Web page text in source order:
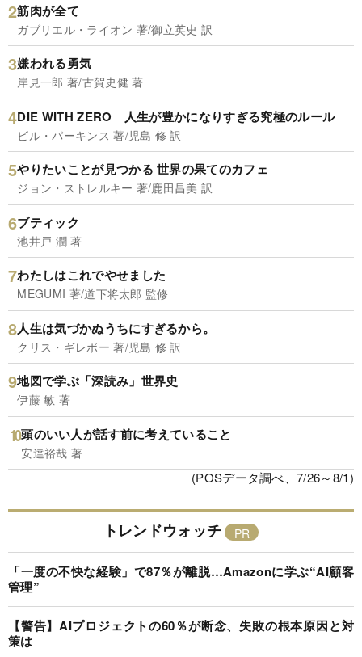
筋肉が全て
ガブリエル・ライオン 著/御立英史 訳
嫌われる勇気
岸見一郎 著/古賀史健 著
DIE WITH ZERO 人生が豊かになりすぎる究極のルール
ビル・パーキンス 著/児島 修 訳
やりたいことが見つかる 世界の果てのカフェ
ジョン・ストレルキー 著/鹿田昌美 訳
ブティック
池井戸 潤 著
わたしはこれでやせました
MEGUMI 著/道下将太郎 監修
人生は気づかぬうちにすぎるから。
クリス・ギレボー 著/児島 修 訳
地図で学ぶ「深読み」世界史
伊藤 敏 著
頭のいい人が話す前に考えていること
安達裕哉 著
(POSデータ調べ、7/26～8/1)
トレンドウォッチ
「一度の不快な経験」で87％が離脱…Amazonに学ぶ“AI顧客
管理”
【警告】AIプロジェクトの60％が断念、失敗の根本原因と対
策は